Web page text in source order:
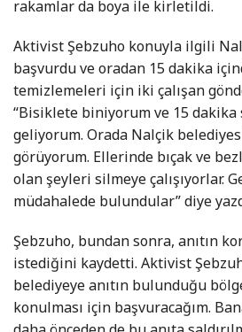
rakamlar da boya ile kirletildi.
Aktivist Şebzuho konuyla ilgili
başvurdu ve oradan 15 dakika
temizlemeleri için iki çalışan
“Bisiklete biniyorum ve 15 dakika
geliyorum. Orada Nalçik
görüyorum. Ellerinde bıçak ve
olan şeyleri silmeye çalışıyorlar.
müdahalede bulundular” diye
Şebzuho, bundan sonra, anıtın
istediğini kaydetti. Aktivist
belediyeye anıtın bulunduğu
konulması için başvuracağım.